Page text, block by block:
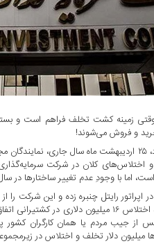
زمینه کشت تخلف فراهم است و
و فروش می‌شوند!
به گزارش منشور اقتصاد، ۲۵ اردیبهشت ماه
اختلاس‌های کلان در شرکت
اپراتور رایتل چنبره زده و این شرکت
از جیب مردم یا همان کارگران
دلار تخلف و اختلاس در